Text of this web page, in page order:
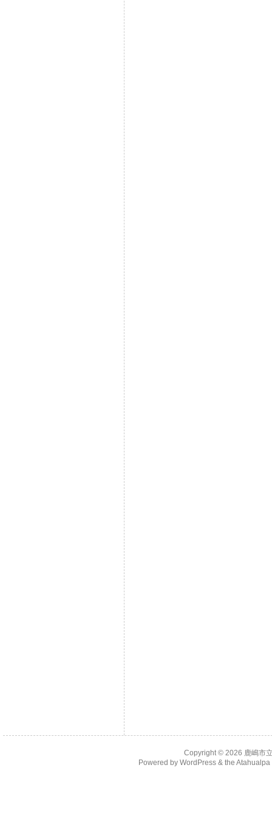
Copyright © 2026 鹿嶋市
Powered by WordPress& the Atahualpa